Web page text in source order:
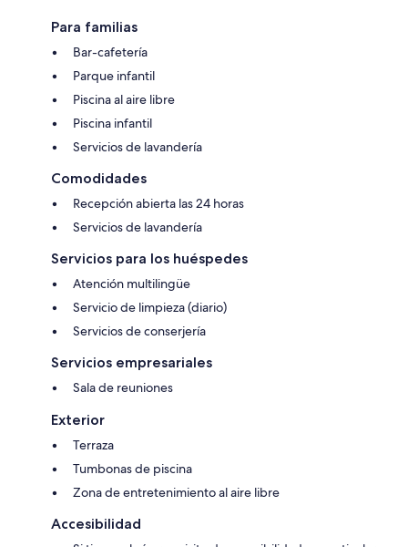
Para familias
Bar-cafetería
Parque infantil
Piscina al aire libre
Piscina infantil
Servicios de lavandería
Comodidades
Recepción abierta las 24 horas
Servicios de lavandería
Servicios para los huéspedes
Atención multilingüe
Servicio de limpieza (diario)
Servicios de conserjería
Servicios empresariales
Sala de reuniones
Exterior
Terraza
Tumbonas de piscina
Zona de entretenimiento al aire libre
Accesibilidad